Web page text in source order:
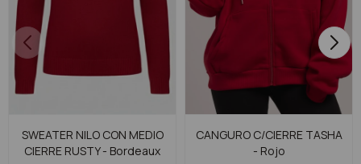
SWEATER NILO CON MEDIO
CIERRE RUSTY - Bordeaux
CANGURO C/CIERRE TASHA
- Rojo